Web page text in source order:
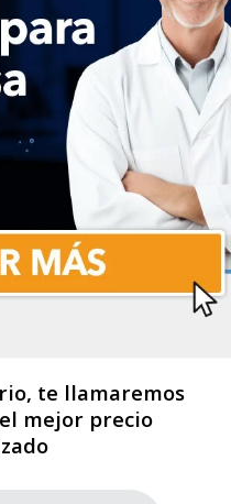
te llamaremos
mejor precio